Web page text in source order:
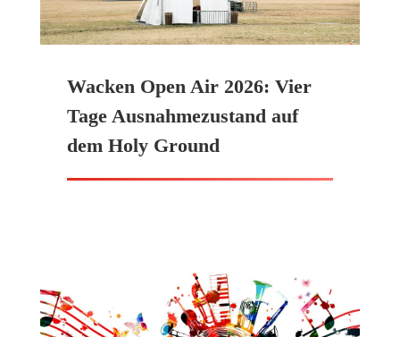
Wacken Open Air 2026: Vier
Tage Ausnahmezustand auf
dem Holy Ground